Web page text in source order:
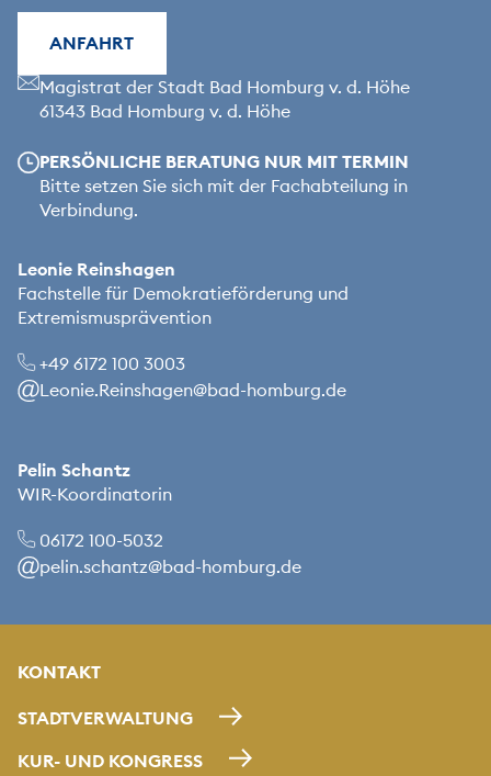
ANFAHRT
Unsere Anschrift
Magistrat der Stadt Bad Homburg v. d. Höhe
61343 Bad Homburg v. d. Höhe
Unsere Öffnungszeiten
PERSÖNLICHE BERATUNG NUR MIT TERMIN
Bitte setzen Sie sich mit der Fachabteilung in
Verbindung.
Leonie Reinshagen
Fachstelle für Demokratieförderung und
Extremismusprävention
+49 6172 100 3003
Leonie.Reinshagen@bad-homburg.de
Pelin Schantz
WIR-Koordinatorin
06172 100-5032
pelin.schantz@bad-homburg.de
KONTAKT
STADTVERWALTUNG
KUR- UND KONGRESS